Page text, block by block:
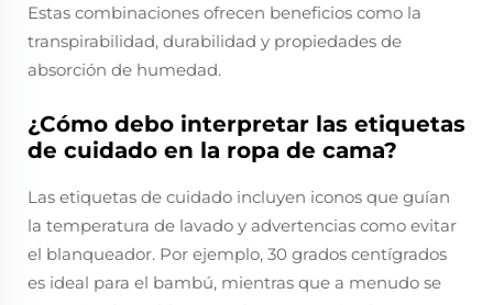
Estas combinaciones ofrecen beneficios como la
transpirabilidad, durabilidad y propiedades de
absorción de humedad.
¿Cómo debo interpretar las etiquetas
de cuidado en la ropa de cama?
Las etiquetas de cuidado incluyen iconos que guían
la temperatura de lavado y advertencias como evitar
el blanqueador. Por ejemplo, 30 grados centígrados
es ideal para el bambú, mientras que a menudo se